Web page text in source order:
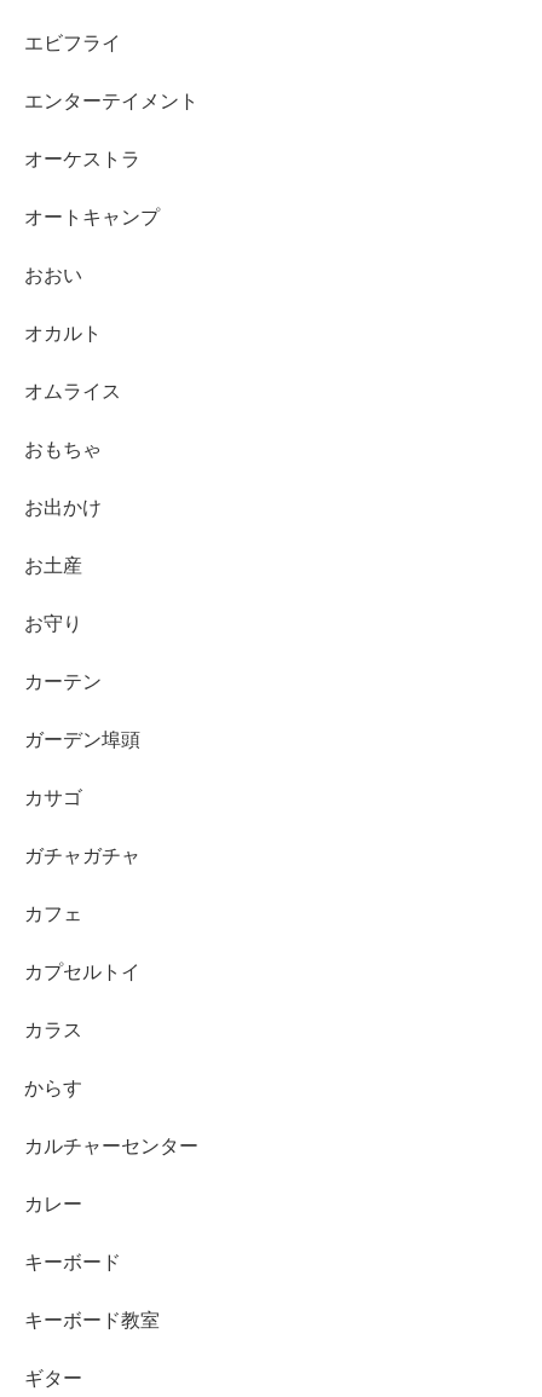
エビフライ
エンターテイメント
オーケストラ
オートキャンプ
おおい
オカルト
オムライス
おもちゃ
お出かけ
お土産
お守り
カーテン
ガーデン埠頭
カサゴ
ガチャガチャ
カフェ
カプセルトイ
カラス
からす
カルチャーセンター
カレー
キーボード
キーボード教室
ギター